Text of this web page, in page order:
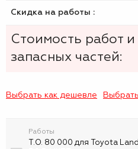
Скидка на работы :
Стоимость работ и
запасных частей:
Выбрать как дешевле
Работы
Т.О. 80 000 для Toyota